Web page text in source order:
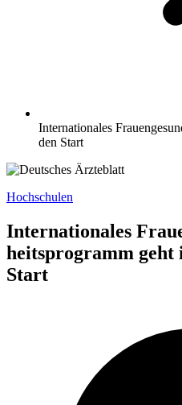
Internationales
den Start
Hochschulen
Internationales
heitsprogramm geht
Start